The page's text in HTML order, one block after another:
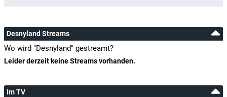
Desnyland Streams
Wo wird "Desnyland" gestreamt?
Leider derzeit keine Streams vorhanden.
Im TV